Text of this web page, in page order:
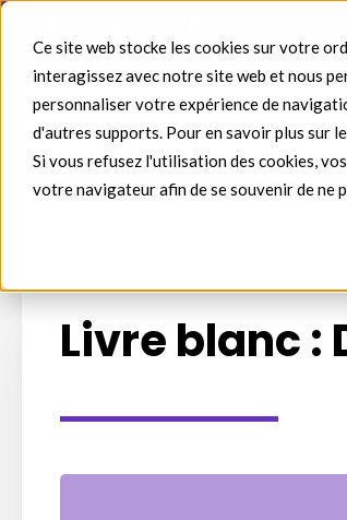
Ce site web stocke les cookies sur votre
interagissez avec notre site web et nous
personnaliser votre expérience de
d'autres supports. Pour en savoir plus sur
Si vous refusez l'utilisation des cookies,
votre navigateur afin de se souvenir de ne
Livre blanc :